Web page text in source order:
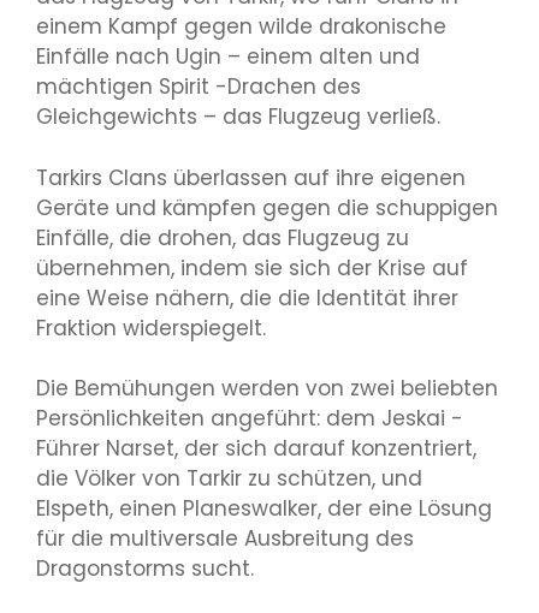
einem Kampf gegen wilde drakonische
Einfälle nach Ugin – einem alten und
mächtigen Spirit -Drachen des
Gleichgewichts – das Flugzeug verließ.
Tarkirs Clans überlassen auf ihre eigenen
Geräte und kämpfen gegen die schuppigen
Einfälle, die drohen, das Flugzeug zu
übernehmen, indem sie sich der Krise auf
eine Weise nähern, die die Identität ihrer
Fraktion widerspiegelt.
Die Bemühungen werden von zwei beliebten
Persönlichkeiten angeführt: dem Jeskai -
Führer Narset, der sich darauf konzentriert,
die Völker von Tarkir zu schützen, und
Elspeth, einen Planeswalker, der eine Lösung
für die multiversale Ausbreitung des
Dragonstorms sucht.